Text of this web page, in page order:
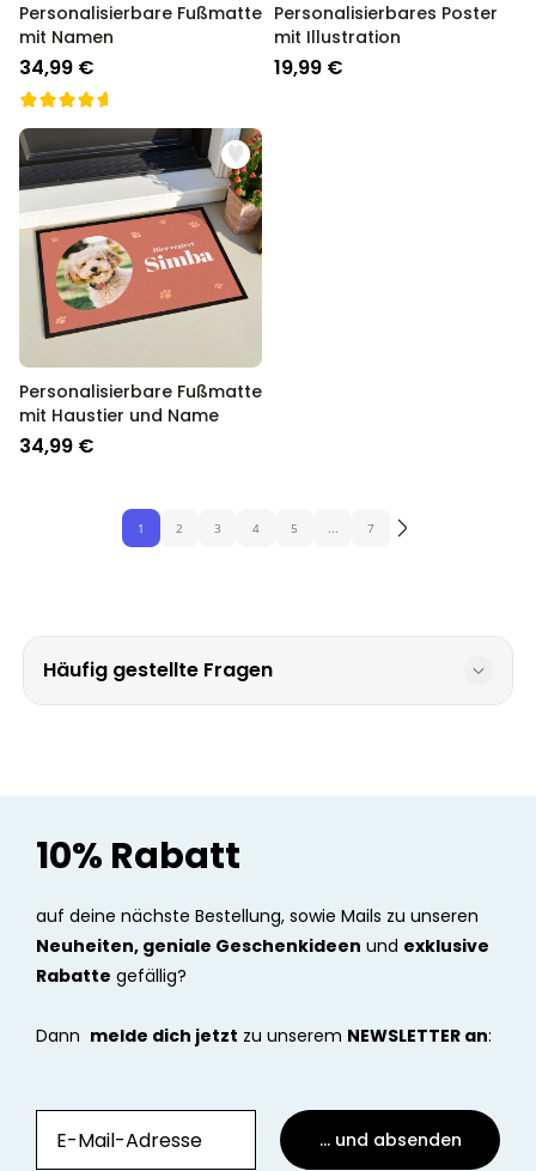
Personalisierbare Fußmatte
mit Namen
34,99 €
Personalisierbares Poster
mit Illustration
19,99 €
Personalisierbare Fußmatte
mit Haustier und Name
34,99 €
1 2 3 4 5 ... 7
Häufig gestellte Fragen
10% Rabatt
auf deine nächste Bestellung, sowie Mails zu unseren
Neuheiten, geniale Geschenkideen und exklusive
Rabatte gefällig?
Dann melde dich jetzt zu unserem NEWSLETTER an:
... und absenden